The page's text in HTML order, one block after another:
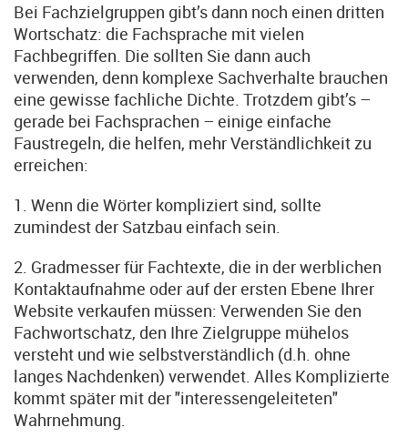
Bei Fachzielgruppen gibt’s dann noch einen dritten
Wortschatz: die Fachsprache mit vielen
Fachbegriffen. Die sollten Sie dann auch
verwenden, denn komplexe Sachverhalte brauchen
eine gewisse fachliche Dichte. Trotzdem gibt’s –
gerade bei Fachsprachen – einige einfache
Faustregeln, die helfen, mehr Verständlichkeit zu
erreichen:
1. Wenn die Wörter kompliziert sind, sollte
zumindest der Satzbau einfach sein.
2. Gradmesser für Fachtexte, die in der werblichen
Kontaktaufnahme oder auf der ersten Ebene Ihrer
Website verkaufen müssen: Verwenden Sie den
Fachwortschatz, den Ihre Zielgruppe mühelos
versteht und wie selbstverständlich (d.h. ohne
langes Nachdenken) verwendet. Alles Komplizierte
kommt später mit der "interessengeleiteten"
Wahrnehmung.